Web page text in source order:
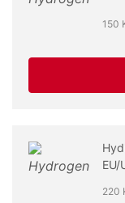
150
EU/
220